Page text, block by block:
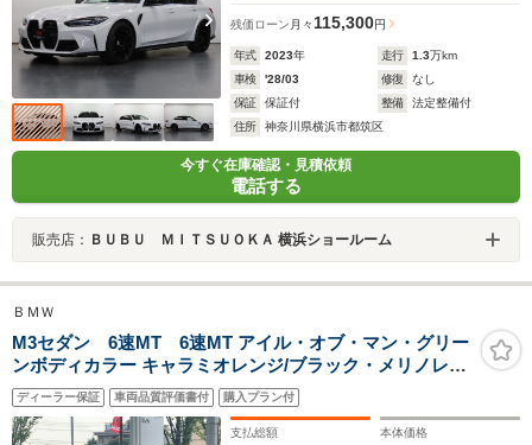
残価ローン 月々115,300円
年式 2023年 走行 1.3万km
車検
'28/03 修復
なし
保証
保証付 整備
法定整備付
住所
神奈川県横浜市都筑区
今すぐ在庫確認・見積依頼
電話する
販売店： ＢＵＢＵ ＭＩＴＳＵＯＫＡ 横浜ショールーム
ＢＭＷ
M3セダン 6速MT 6速MT アイル・オブ・マン・グリー
ンボディカラー キャラミオレンジ/ブラック・メリノレザ
ーシート F19/R20インチブラックホイール カーボンルー
フ
ディーラー保証 車両品質評価書付 購入プラン付
支払総額 本体価格